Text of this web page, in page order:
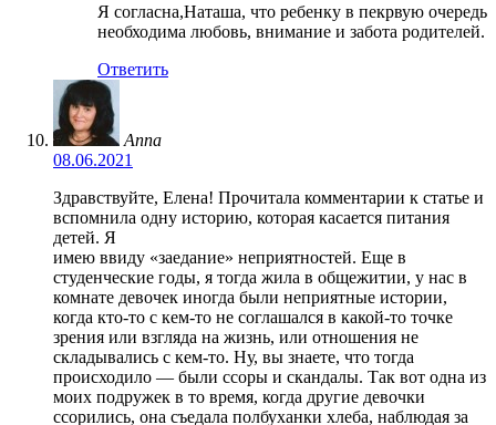
Я согласна,Наташа, что ребенку в пекрвую очередь
необходима любовь, внимание и забота родителей.
Ответить
Anna
08.06.2021
Здравствуйте, Елена! Прочитала комментарии к статье и
вспомнила одну историю, которая касается питания
детей. Я
имею ввиду «заедание» неприятностей. Еще в
студенческие годы, я тогда жила в общежитии, у нас в
комнате девочек иногда были неприятные истории,
когда кто-то с кем-то не соглашался в какой-то точке
зрения или взгляда на жизнь, или отношения не
складывались с кем-то. Ну, вы знаете, что тогда
происходило — были ссоры и скандалы. Так вот одна из
моих подружек в то время, когда другие девочки
ссорились, она съедала полбуханки хлеба, наблюдая за